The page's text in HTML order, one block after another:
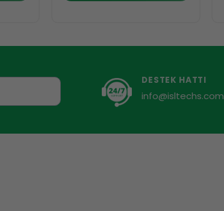
DESTEK HATTI
info@isltechs.com